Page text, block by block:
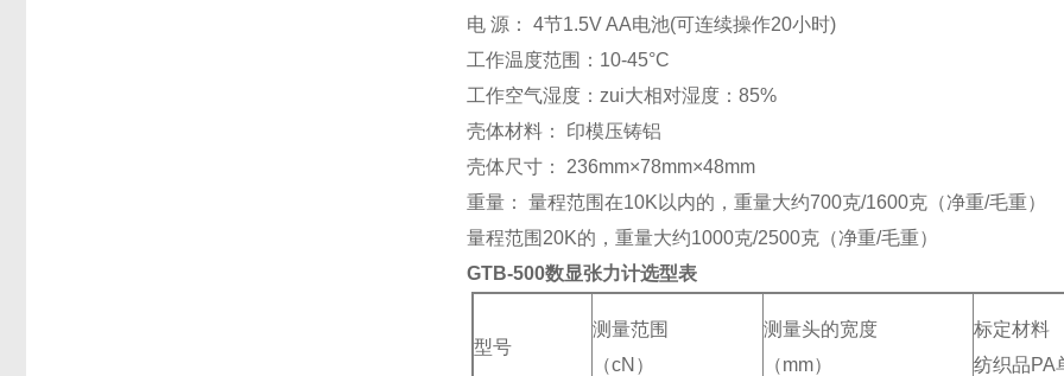
电 源： 4节1.5V AA电池(可连续操作20小时)
工作温度范围：10-45°C
工作空气湿度：zui大相对湿度：85%
壳体材料： 印模压铸铝
壳体尺寸： 236mm×78mm×48mm
重量： 量程范围在10K以内的，重量大约700克/1600克（净重/毛重）
量程范围20K的，重量大约1000克/2500克（净重/毛重）
GTB-500数显张力计选型表
型号
测量范围
（cN ）
测量头的宽度
（mm）
标定材料
纺织品PA